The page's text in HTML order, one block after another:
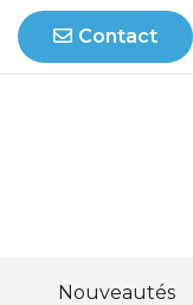
Contact
Nouveautés